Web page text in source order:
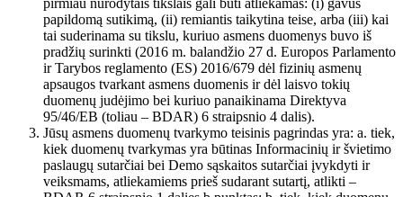
pirmiau nurodytais tikslais gali būti atliekamas: (i) gavus
papildomą sutikimą, (ii) remiantis taikytina teise, arba (iii) kai
tai suderinama su tikslu, kuriuo asmens duomenys buvo iš
pradžių surinkti (2016 m. balandžio 27 d. Europos Parlamento
ir Tarybos reglamento (ES) 2016/679 dėl fizinių asmenų
apsaugos tvarkant asmens duomenis ir dėl laisvo tokių
duomenų judėjimo bei kuriuo panaikinama Direktyva
95/46/EB (toliau – BDAR) 6 straipsnio 4 dalis).
Jūsų asmens duomenų tvarkymo teisinis pagrindas yra: a. tiek,
kiek duomenų tvarkymas yra būtinas Informacinių ir švietimo
paslaugų sutarčiai bei Demo sąskaitos sutarčiai įvykdyti ir
veiksmams, atliekamiems prieš sudarant sutartį, atlikti –